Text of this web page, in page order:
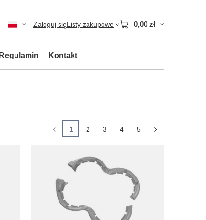
Zaloguj sięListy zakupowe 0,00 zł
Regulamin Kontakt
1 2 3 4 5